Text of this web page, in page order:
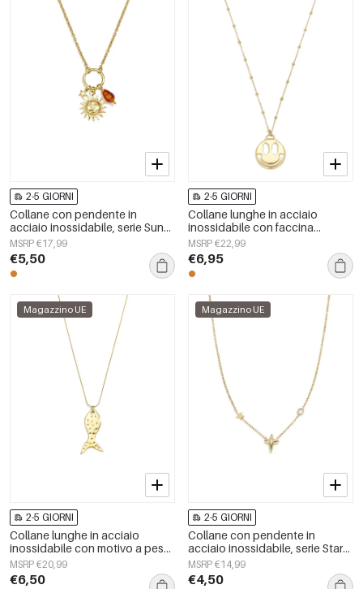
2-5 GIORNI
Collane con pendente in
acciaio inossidabile, serie Sun
Simple Daily Simple, gioielli da
donna
MSRP €17,99
€5,50
2-5 GIORNI
Collane lunghe in acciaio
inossidabile con faccina
sorridente, serie casual e
semplice, gioielli da donna.
MSRP €22,99
€6,95
Magazzino UE
2-5 GIORNI
Collane lunghe in acciaio
inossidabile con motivo a pesci,
serie casual e semplice per tutti
i giorni, gioielli da donna
MSRP €20,99
€6,50
Magazzino UE
2-5 GIORNI
Collane con pendente in
acciaio inossidabile, serie Star
Simple Daily Simple, gioielli da
donna
MSRP €14,99
€4,50